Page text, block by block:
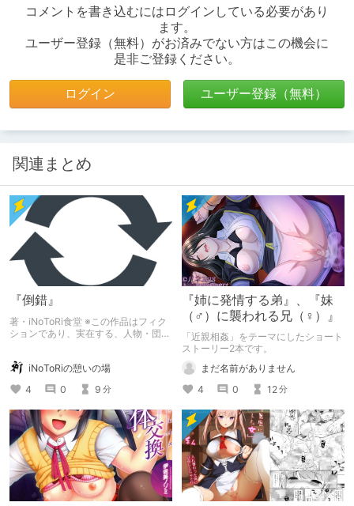
コメントを書き込むにはログインしている必要があり
ます。
ユーザー登録（無料）がお済みでない方はこの機会に
是非ご登録ください。
ログイン ユーザー登録（無料）
関連まとめ
『倒錯』
著・iNoToRi食堂 ※この作品はフィク
ションであり、実在する、人物・団体
iNoToRiの憩いの場
4
0 9 分
『姉に発情する弟』、『妹
（♂）に襲われる兄（♀）』
「近親相姦」をテーマにしたショート
ストーリー2本です。
まだ名前がありません
4
0 12分